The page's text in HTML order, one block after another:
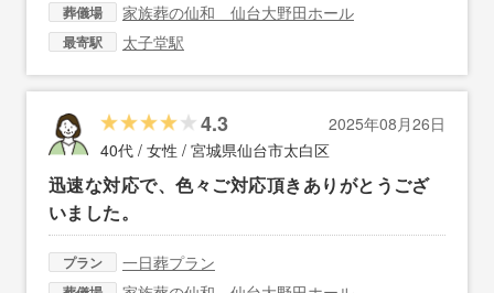
葬儀場 家族葬の仙和 仙台大野田ホール
最寄駅 太子堂駅
4.3
2025年08月26日
40代 / 女性 / 宮城県仙台市太白区
迅速な対応で、色々ご対応頂きありがとうござ
いました。
プラン 一日葬プラン